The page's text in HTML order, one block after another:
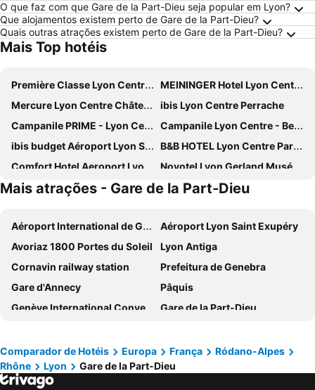
O que faz com que Gare de la Part-Dieu seja popular em Lyon?
Que alojamentos existem perto de Gare de la Part-Dieu?
Quais outras atrações existem perto de Gare de la Part-Dieu?
Mais Top hotéis
Première Classe Lyon Centre Gare Part Dieu
MEININGER Hotel Lyon Centre Berthelot
Mercure Lyon Centre Château Perrache
ibis Lyon Centre Perrache
Campanile PRIME - Lyon Centre Gare Part Dieu
Campanile Lyon Centre - Berges du Rhône
ibis budget Aéroport Lyon Saint Exupéry
B&B HOTEL Lyon Centre Part-Dieu Gambetta
Comfort Hotel Aeroport Lyon St Exupery
Novotel Lyon Gerland Musée des Confluences
Hotel des Savoies Lyon Perrache
ibis budget Lyon Gerland
Novotel Lyon Centre Confluence Bord de Saone
Pilo Lyon
Hôtel Mercure Lyon Centre Plaza République
Hôtel Charlemagne by Happyculture
Hôtel Mercure Lyon Centre Beaux Arts
Lyon Marriott Hotel Cité Internationale
ibis Lyon Gerland Musée des Confluences
Mercure Lyon Centre Saxe Lafayette
Hôtel des Remparts
ibis Lyon Gare Part Dieu
DoubleTree by Hilton Lyon Eurexpo
Globe et Cecil
La Résidence
MiHotel Sala
Mais atrações - Gare de la Part-Dieu
Aéroport International de Genève - Geneva International Airport
Aéroport Lyon Saint Exupéry
Avoriaz 1800 Portes du Soleil
Lyon Antiga
Cornavin railway station
Prefeitura de Genebra
Gare d'Annecy
Pâquis
Genève International Convention Centre
Gare de la Part-Dieu
Domaine Morzine - Les Gets
CERN
Lyon Eurexpo
Station de ski Val Thorens - Les Trois Vallées
Comparador de Hotéis Europa França
Ródano-Alpes
Rhône
Lyon Gare de la Part-Dieu